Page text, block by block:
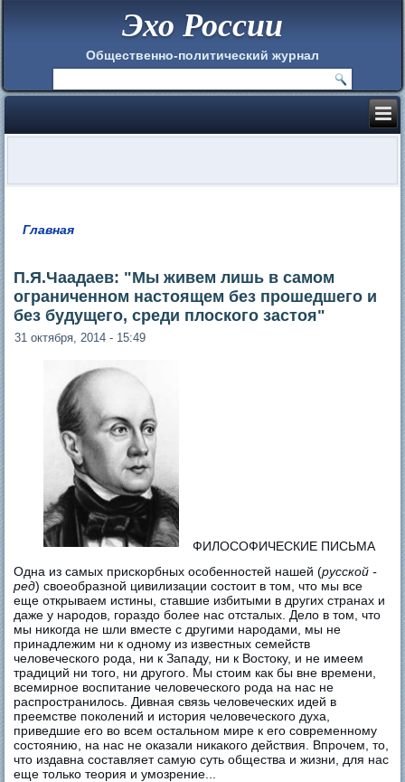
Эхо России
Общественно-политический журнал
Главная
П.Я.Чаадаев: "Мы живем лишь в самом
ограниченном настоящем без прошедшего и
без будущего, среди плоского застоя"
31 октября, 2014 - 15:49
ФИЛОСОФИЧЕСКИЕ ПИСЬМА
Одна из самых прискорбных особенностей нашей (русской -
ред) своеобразной цивилизации состоит в том, что мы все
еще открываем истины, ставшие избитыми в других странах и
даже у народов, гораздо более нас отсталых. Дело в том, что
мы никогда не шли вместе с другими народами, мы не
принадлежим ни к одному из известных семейств
человеческого рода, ни к Западу, ни к Востоку, и не имеем
традиций ни того, ни другого. Мы стоим как бы вне времени,
всемирное воспитание человеческого рода на нас не
распространилось. Дивная связь человеческих идей в
преемстве поколений и история человеческого духа,
приведшие его во всем остальном мире к его современному
состоянию, на нас не оказали никакого действия. Впрочем, то,
что издавна составляет самую суть общества и жизни, для нас
еще только теория и умозрение...